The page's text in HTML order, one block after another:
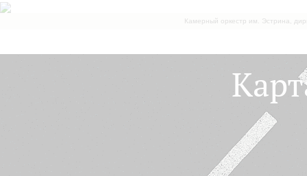
Камерный оркестр им. Эстрина,